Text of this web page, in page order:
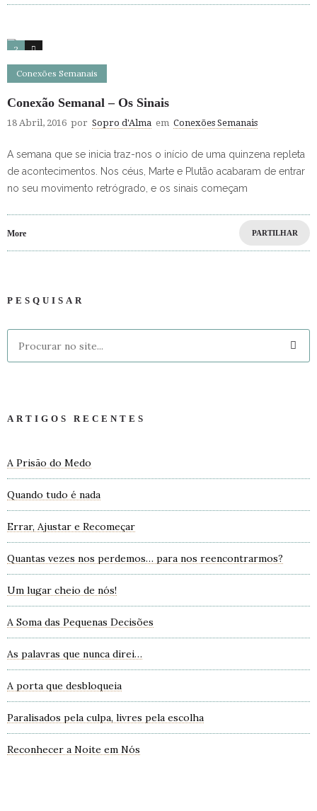
2 0
Conexões Semanais
Conexão Semanal – Os Sinais
18 Abril, 2016 por Sopro d'Alma em Conexões Semanais
A semana que se inicia traz-nos o início de uma quinzena repleta
de acontecimentos. Nos céus, Marte e Plutão acabaram de entrar
no seu movimento retrógrado, e os sinais começam
More PARTILHAR
PESQUISAR
ARTIGOS RECENTES
A Prisão do Medo
Quando tudo é nada
Errar, Ajustar e Recomeçar
Quantas vezes nos perdemos… para nos reencontrarmos?
Um lugar cheio de nós!
A Soma das Pequenas Decisões
As palavras que nunca direi…
A porta que desbloqueia
Paralisados pela culpa, livres pela escolha
Reconhecer a Noite em Nós